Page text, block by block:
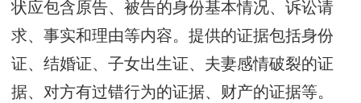
状应包含原告、被告的身份基本情况、诉讼请
求、事实和理由等内容。提供的证据包括身份
证、结婚证、子女出生证、夫妻感情破裂的证
据、对方有过错行为的证据、财产的证据等。